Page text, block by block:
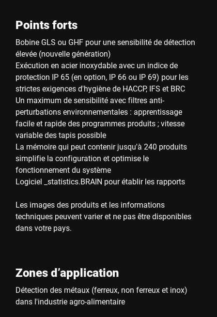
Points forts
Bobine GLS ou GHF pour une sensibilité de détection
élevée (nouvelle génération)
Exécution en acier inoxydable avec un indice de
protection IP 65 (en option, IP 66 ou IP 69) pour les
strictes exigences d'hygiène de HACCP, IFS et BRC
Un maximum de sensibilité avec filtres anti-
perturbations environnementales : apprentissage
facile et rapide des programmes produits ; vitesse
variable des tapis possible
La mémoire qui peut contenir jusqu'à 240 produits
simplifie la configuration et optimise le
fonctionnement du système
Logiciel _statistics.BRAIN pour établir les rapports
Les images des produits et les informations
techniques peuvent varier et ne pas être disponibles
dans votre pays.
Zones d’application
Détection des métaux (ferreux, non ferreux et inox)
dans l'industrie agro-alimentaire